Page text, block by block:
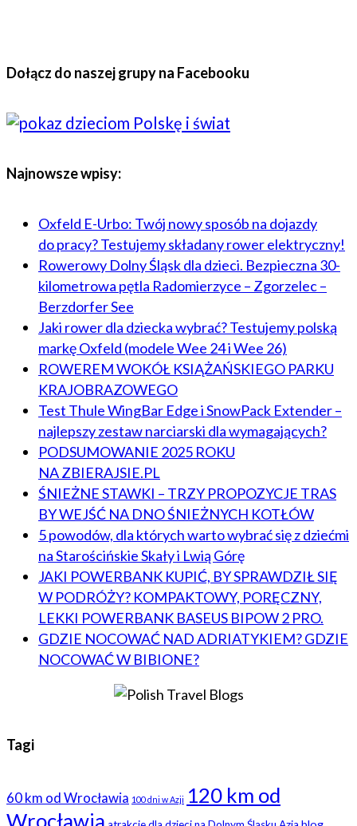
Dołącz do naszej grupy na Facebooku
Najnowsze wpisy:
Oxfeld E-Urbo: Twój nowy sposób na dojazdy
do pracy? Testujemy składany rower elektryczny!
Rowerowy Dolny Śląsk dla dzieci. Bezpieczna 30-
kilometrowa pętla Radomierzyce – Zgorzelec –
Berzdorfer See
Jaki rower dla dziecka wybrać? Testujemy polską
markę Oxfeld (modele Wee 24 i Wee 26)
ROWEREM WOKÓŁ KSIĄŻAŃSKIEGO PARKU
KRAJOBRAZOWEGO
Test Thule WingBar Edge i SnowPack Extender –
najlepszy zestaw narciarski dla wymagających?
PODSUMOWANIE 2025 ROKU
NA ZBIERAJSIE.PL
ŚNIEŻNE STAWKI – TRZY PROPOZYCJE TRAS
BY WEJŚĆ NA DNO ŚNIEŻNYCH KOTŁÓW
5 powodów, dla których warto wybrać się z dziećmi
na Starościńskie Skały i Lwią Górę
JAKI POWERBANK KUPIĆ, BY SPRAWDZIŁ SIĘ
W PODRÓŻY? KOMPAKTOWY, PORĘCZNY,
LEKKI POWERBANK BASEUS BIPOW 2 PRO.
GDZIE NOCOWAĆ NAD ADRIATYKIEM? GDZIE
NOCOWAĆ W BIBIONE?
Tagi
60 km od Wrocławia 100 dni w Azji 120 km od
Wrocławia